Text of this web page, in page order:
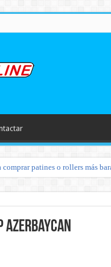
comprar patines o rollers más
azerbaycan